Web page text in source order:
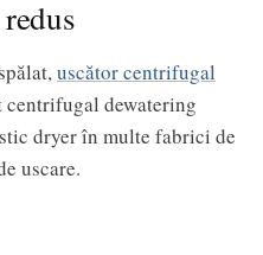
uscător centrifugal
centrifugal dewatering
dryer în multe fabrici de
uscare.